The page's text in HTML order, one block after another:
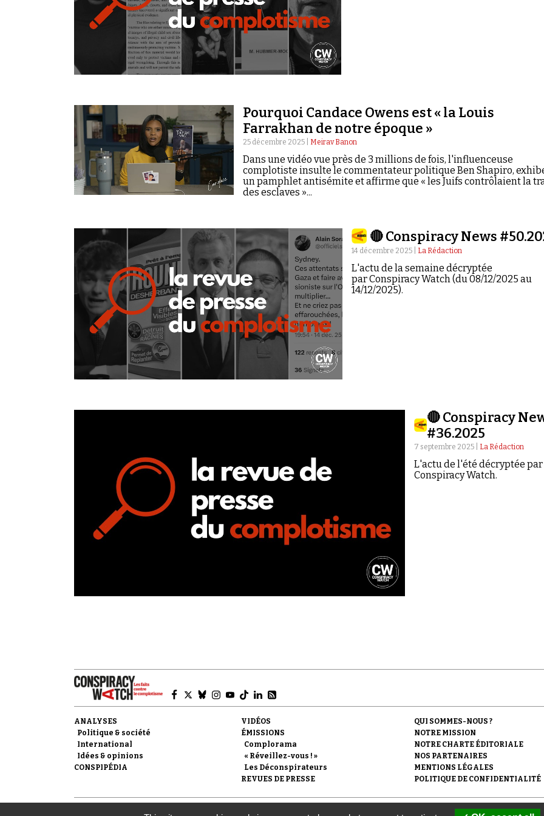
Pourquoi Candace Owens est « la Louis
Farrakhan de notre époque »
25 décembre 2025 | Meirav Banon
Dans une vidéo vue près de 3 millions de fois, l'influenceuse
complotiste insulte le commentateur politique Ben Shapiro,
un pamphlet antisémite et affirme que « les Juifs contrôlaient la
des esclaves »...
🔴 Conspiracy News
14 décembre 2025 | La Rédaction
L'actu de la semaine décryptée
par Conspiracy Watch (du 08/12/2025 au
14/12/2025).
🔴 Conspiracy
#36.2025
7 septembre 2025 | La Rédaction
L'actu de l'été décryptée par
Conspiracy Watch.
ANALYSES
Politique & société
International
Idées & opinions
CONSPIPÉDIA
VIDÉOS
ÉMISSIONS
Complorama
« Réveillez-vous ! »
Les Déconspirateurs
REVUES DE PRESSE
QUI SOMMES-NOUS ?
NOTRE MISSION
NOTRE CHARTE ÉDITORIALE
NOS PARTENAIRES
MENTIONS LÉGALES
POLITIQUE DE CONFIDENTIALITÉ